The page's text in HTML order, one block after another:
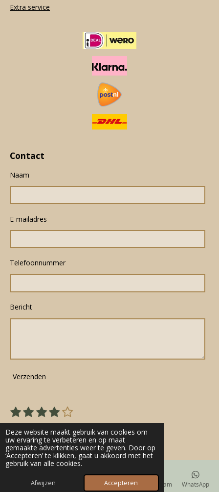
Deze website maakt gebruik van cookies om
uw ervaring te verbeteren en op maat
gemaakte advertenties weer te geven. Door op
‘Accepteren’ te klikken, gaat u akkoord met het
gebruik van alle cookies.
Afwijzen Accepteren
Extra service
Contact
Naam
E-mailadres
Telefoonnummer
Bericht
Verzenden
R
a
t
i
n
1
s
t
e
r
2
s
t
e
r
r
3
s
t
e
r
r
e
4
s
t
e
r
r
e
5
s
t
e
r
r
S
e
m
m
e
n
22 stemmen
E-mailadres Telefoonnummer Kaart Instagram WhatsApp